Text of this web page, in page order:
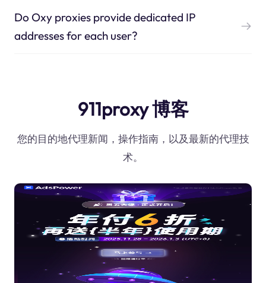
Do Oxy proxies provide dedicated IP
addresses for each user?
911proxy 博客
您的目的地代理新闻，操作指南，以及最新的代理技
术。